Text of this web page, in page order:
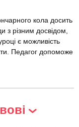
кола досить
з різним досвідом,
є можливість
Педагог допоможе